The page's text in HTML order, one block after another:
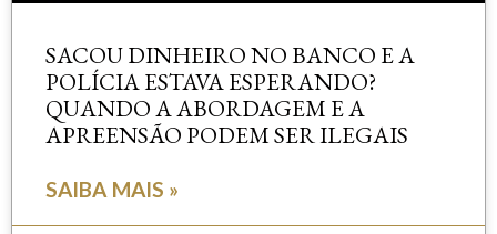
SACOU DINHEIRO NO BANCO E A
POLÍCIA ESTAVA ESPERANDO?
QUANDO A ABORDAGEM E A
APREENSÃO PODEM SER ILEGAIS
SAIBA MAIS »